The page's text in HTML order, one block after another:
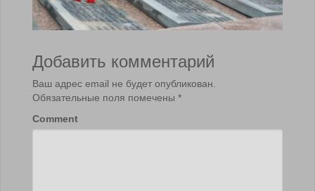
Добавить комментарий
Ваш адрес email не будет опубликован.
Обязательные поля помечены *
Comment